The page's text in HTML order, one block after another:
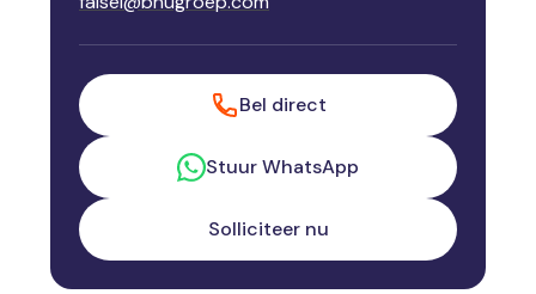
Bel direct
Stuur WhatsApp
Solliciteer nu